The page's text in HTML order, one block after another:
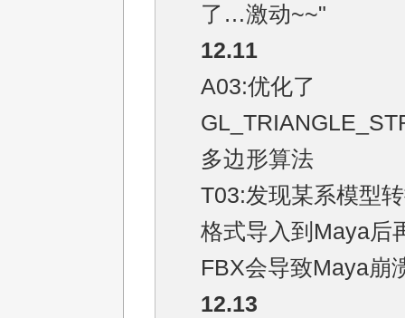
了…激动~~"
12.11
A03:优化了
多边形算法
T03:发现某系模型
格式导入到Maya后
FBX会导致Maya崩
12.13